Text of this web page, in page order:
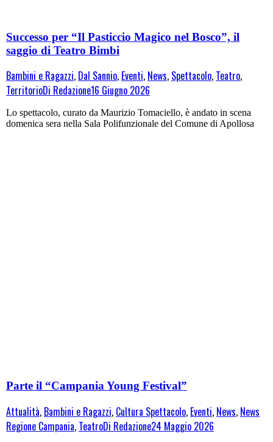
Successo per “Il Pasticcio Magico nel Bosco”, il
saggio di Teatro Bimbi
Bambini e Ragazzi, Dal Sannio, Eventi, News, Spettacolo, Teatro,
TerritorioDi Redazione16 Giugno 2026
Lo spettacolo, curato da Maurizio Tomaciello, è andato in scena
domenica sera nella Sala Polifunzionale del Comune di Apollosa
Parte il “Campania Young Festival”
Attualità, Bambini e Ragazzi, Cultura Spettacolo, Eventi, News, News
Regione Campania, TeatroDi Redazione24 Maggio 2026